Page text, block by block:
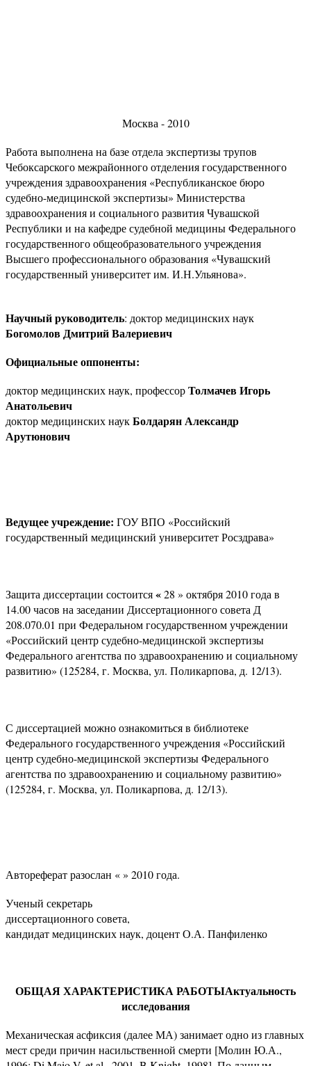
Москва - 2010
Работа выполнена на базе отдела экспертизы трупов
Чебоксарского межрайонного отделения государственного
учреждения здравоохранения «Республиканское бюро
судебно-медицинской экспертизы» Министерства
здравоохранения и социального развития Чувашской
Республики и на кафедре судебной медицины Федерального
государственного общеобразовательного учреждения
Высшего профессионального образования «Чувашский
государственный университет им. И.Н.Ульянова».
Научный руководитель: доктор медицинских наук
Богомолов Дмитрий Валериевич
Официальные оппоненты:
доктор медицинских наук, профессорТолмачев Игорь
Анатольевич
доктор медицинских наукБолдарян Александр
Арутюнович
Ведущее учреждение: ГОУ ВПО «Российский
государственный медицинский университет Росздрава»
Защита диссертации состоится«28 » октября 2010 года в
14.00 часов на заседании Диссертационного совета Д
208.070.01 при Федеральном государственном учреждении
«Российский центр судебно-медицинской экспертизы
Федерального агентства по здравоохранению и социальному
развитию» (125284, г. Москва, ул. Поликарпова, д. 12/13).
С диссертацией можно ознакомиться в библиотеке
Федерального государственного учреждения «Российский
центр судебно-медицинской экспертизы Федерального
агентства по здравоохранению и социальному развитию»
(125284, г. Москва, ул. Поликарпова, д. 12/13).
Автореферат разослан « » 2010 года.
Ученый секретарь
диссертационного совета,
кандидат медицинских наук, доцент О.А. Панфиленко
ОБЩАЯ ХАРАКТЕРИСТИКА РАБОТЫАктуальность
исследования
Механическая асфиксия (далее МА) занимает одно из главных
мест среди причин насильственной смерти [Молин Ю.А.,